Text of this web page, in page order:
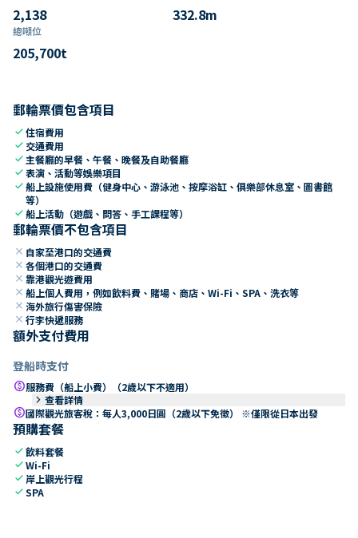
2,138 332.8m
總噸位
205,700t
郵輪票價包含項目
check住宿費用
check 交通費用
check 主餐廳的早餐、午餐、晚餐及自助餐廳
check表演、活動等娛樂項目
check船上設施使用費（健身中心、游泳池、按摩浴缸、俱樂部休息室、圖書館
等）
check船上活動（遊戲、問答、手工課程等）
郵輪票價不包含項目
close 自家至港口的交通費
close 各個港口的交通費
close 靠港觀光遊費用
close 船上個人費用，例如飲料費、賭場、商店、Wi-Fi、SPA、洗衣等
close 海外旅行傷害保險
close 行李快遞服務
額外支付費用
登船時支付
paid服務費（船上小費）（2歲以下不適用）
keyboard_arrow_right 查看詳情
paid國際觀光旅客稅：每人3,000日圓（2歲以下免徵） ※僅限從日本出發
預購套餐
check飲料套餐
checkWi-Fi
check 岸上觀光行程
checkSPA